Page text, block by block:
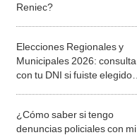
Reniec?
Elecciones Regionales y
Municipales 2026: consulta
con tu DNI si fuiste elegido
la ONPE
¿Cómo saber si tengo
denuncias policiales con mi